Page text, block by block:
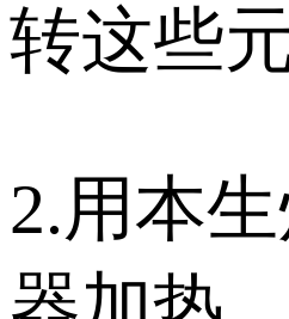
转这些
2.用本